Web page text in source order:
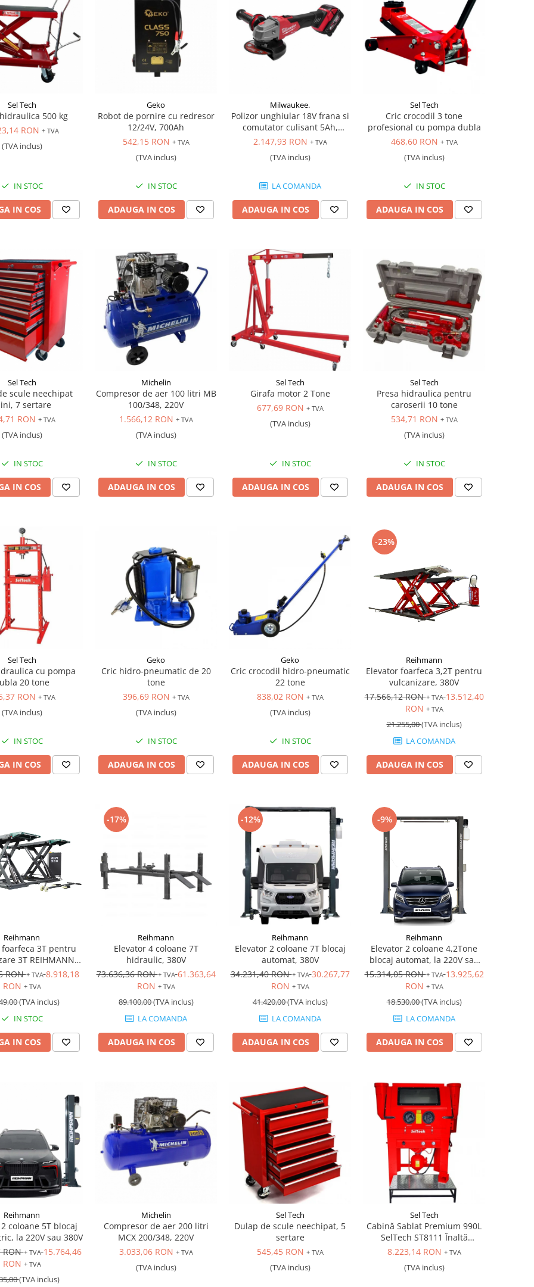
Sel Tech
500 kg
RON + TVA
(TVA inclus)
IN STOC
IN COS
Geko
Robot de pornire cu redresor
12/24V, 700Ah
542,15 RON + TVA
(TVA inclus)
IN STOC
ADAUGA IN COS
Milwaukee.
Polizor unghiular 18V frana si
comutator culisant 5Ah,
Milwaukee
2.147,93 RON + TVA
(TVA inclus)
LA COMANDA
ADAUGA IN COS
Sel Tech
Cric crocodil 3 tone
profesional cu pompa dubla
468,60 RON + TVA
(TVA inclus)
IN STOC
ADAUGA IN COS
Sel Tech
scule neechipat
7 sertare
RON + TVA
(TVA inclus)
IN STOC
IN COS
Michelin
Compresor de aer 100 litri MB
100/348, 220V
1.566,12 RON + TVA
(TVA inclus)
IN STOC
ADAUGA IN COS
Sel Tech
Girafa motor 2 Tone
677,69 RON + TVA
(TVA inclus)
IN STOC
ADAUGA IN COS
Sel Tech
Presa hidraulica pentru
caroserii 10 tone
534,71 RON + TVA
(TVA inclus)
IN STOC
ADAUGA IN COS
Sel Tech
cu pompa
20 tone
RON + TVA
(TVA inclus)
IN STOC
IN COS
Geko
Cric hidro-pneumatic de 20
tone
396,69 RON + TVA
(TVA inclus)
IN STOC
ADAUGA IN COS
Geko
Cric crocodil hidro-pneumatic
22 tone
838,02 RON + TVA
(TVA inclus)
IN STOC
ADAUGA IN COS
-23%
Reihmann
Elevator foarfeca 3,2T pentru
vulcanizare, 380V
17.566,12 RON+ TVA 13.512,40
RON + TVA
21.255,00(TVA inclus)
LA COMANDA
ADAUGA IN COS
Reihmann
foarfeca 3T pentru
3T REIHMANN
Profesional, Kit
220V/380V
RON+ TVA 8.918,18
RON + TVA
(TVA inclus)
IN STOC
IN COS
-17%
Reihmann
Elevator 4 coloane 7T
hidraulic, 380V
73.636,36 RON+ TVA 61.363,64
RON + TVA
89.100,00(TVA inclus)
LA COMANDA
ADAUGA IN COS
-12%
Reihmann
Elevator 2 coloane 7T blocaj
automat, 380V
34.231,40 RON+ TVA 30.267,77
RON + TVA
41.420,00(TVA inclus)
LA COMANDA
ADAUGA IN COS
-9%
Reihmann
Elevator 2 coloane 4,2Tone
blocaj automat, la 220V sau
380V
15.314,05 RON+ TVA 13.925,62
RON + TVA
18.530,00(TVA inclus)
LA COMANDA
ADAUGA IN COS
Reihmann
coloane 5T blocaj
la 220V sau 380V
RON+ TVA 15.764,46
RON + TVA
(TVA inclus)
Michelin
Compresor de aer 200 litri
MCX 200/348, 220V
3.033,06 RON + TVA
(TVA inclus)
Sel Tech
Dulap de scule neechipat, 5
sertare
545,45 RON + TVA
(TVA inclus)
Sel Tech
Cabină Sablat Premium 990L
SelTech ST8111 Înaltă
Presiune, Performanță
8.223,14 RON + TVA
(TVA inclus)